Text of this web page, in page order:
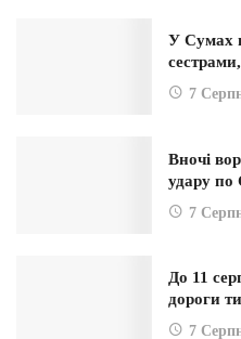
У Сумах
7
Вночі
удару по
7
До 11
дороги
7